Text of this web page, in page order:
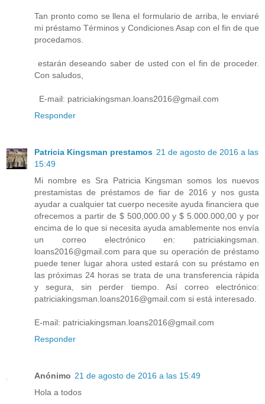
Tan pronto como se llena el formulario de arriba, le enviaré
mi préstamo Términos y Condiciones Asap con el fin de que
procedamos.
estarán deseando saber de usted con el fin de proceder.
Con saludos,
E-mail: patriciakingsman.loans2016@gmail.com
Responder
Patricia Kingsman prestamos 21 de agosto de 2016 a las
15:49
Mi nombre es Sra Patricia Kingsman somos los nuevos
prestamistas de préstamos de fiar de 2016 y nos gusta
ayudar a cualquier tat cuerpo necesite ayuda financiera que
ofrecemos a partir de $ 500,000.00 y $ 5.000.000,00 y por
encima de lo que si necesita ayuda amablemente nos envía
un correo electrónico en: patriciakingsman.
loans2016@gmail.com para que su operación de préstamo
puede tener lugar ahora usted estará con su préstamo en
las próximas 24 horas se trata de una transferencia rápida
y segura, sin perder tiempo. Así correo electrónico:
patriciakingsman.loans2016@gmail.com si está interesado.
E-mail: patriciakingsman.loans2016@gmail.com
Responder
Anónimo 21 de agosto de 2016 a las 15:49
Hola a todos